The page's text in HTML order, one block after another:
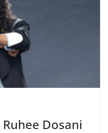
Dosani